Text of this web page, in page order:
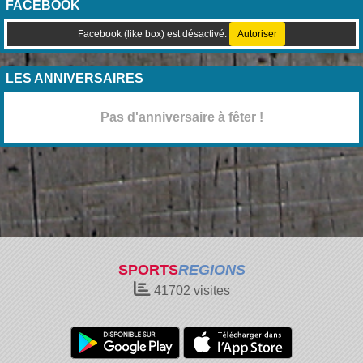
FACEBOOK
Facebook (like box) est désactivé. Autoriser
LES ANNIVERSAIRES
Pas d'anniversaire à fêter !
SPORTSREGIONS
41702 visites